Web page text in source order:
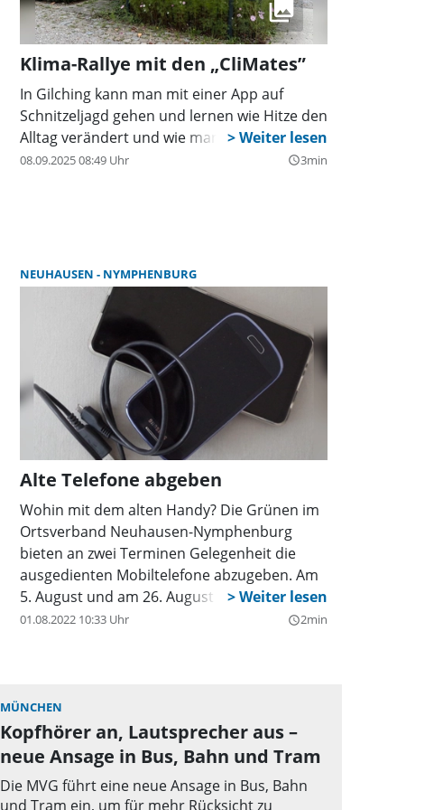
Klima-Rallye mit den „CliMates”
In Gilching kann man mit einer App auf
Schnitzeljagd gehen und lernen wie Hitze den
Alltag verändert und wie man sich schützt
08.09.2025 08:49 Uhr query_builder3min
NEUHAUSEN - NYMPHENBURG
Alte Telefone abgeben
Wohin mit dem alten Handy? Die Grünen im
Ortsverband Neuhausen-Nymphenburg
bieten an zwei Terminen Gelegenheit die
ausgedienten Mobiltelefone abzugeben. Am
5. August und am 26. August können jeweils
von 17 bis ca. 21 Uhr die alten Telefone an
Umwelthilfe übergeben, die die
professionelle Datenlöschung und das
Recycling übernehmen soll und den Erlös für
Projekte einsetzen wird, die Mensch wie
Natur gut tun.
01.08.2022 10:33 Uhr query_builder2min
MÜNCHEN
Kopfhörer an, Lautsprecher aus –
neue Ansage in Bus, Bahn und Tram
Die MVG führt eine neue Ansage in Bus, Bahn
und Tram ein, um für mehr Rücksicht zu